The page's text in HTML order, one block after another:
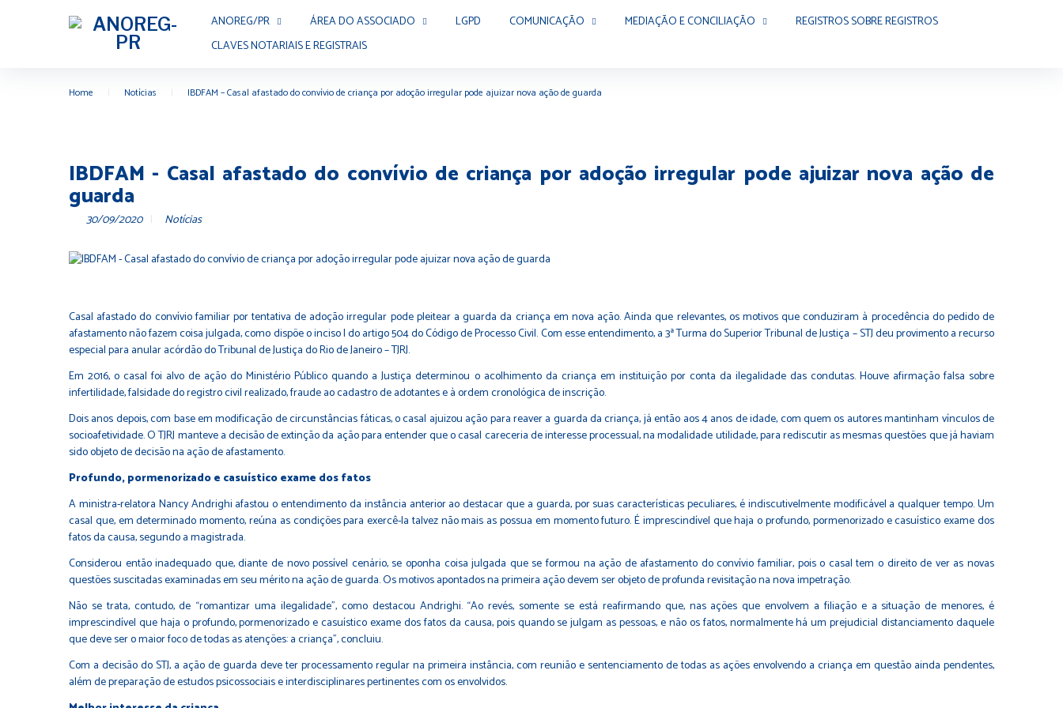
ANOREG/PR ÁREA DO ASSOCIADO LGPD COMUNICAÇÃO MEDIAÇÃO E CONCILIAÇÃO
REGISTROS SOBRE REGISTROS
CLAVES NOTARIAIS E REGISTRAIS
Home Notícias IBDFAM – Casal afastado do convívio de criança por adoção irregular pode ajuizar nova ação de guarda
IBDFAM - Casal afastado do convívio de criança por adoção irregular pode ajuizar nova ação de
guarda
30/09/2020 Notícias
Casal afastado do convívio familiar por tentativa de adoção irregular pode pleitear a guarda da criança em nova ação. Ainda que relevantes, os motivos que conduziram à procedência do pedido de
afastamento não fazem coisa julgada, como dispõe o inciso I do artigo 504 do Código de Processo Civil. Com esse entendimento, a 3ª Turma do Superior Tribunal de Justiça – STJ deu provimento a recurso
especial para anular acórdão do Tribunal de Justiça do Rio de Janeiro – TJRJ.
Em 2016, o casal foi alvo de ação do Ministério Público quando a Justiça determinou o acolhimento da criança em instituição por conta da ilegalidade das condutas. Houve afirmação falsa sobre
infertilidade, falsidade do registro civil realizado, fraude ao cadastro de adotantes e à ordem cronológica de inscrição.
Dois anos depois, com base em modificação de circunstâncias fáticas, o casal ajuizou ação para reaver a guarda da criança, já então aos 4 anos de idade, com quem os autores mantinham vínculos de
socioafetividade. O TJRJ manteve a decisão de extinção da ação para entender que o casal careceria de interesse processual, na modalidade utilidade, para rediscutir as mesmas questões que já haviam
sido objeto de decisão na ação de afastamento.
Profundo, pormenorizado e casuístico exame dos fatos
A ministra-relatora Nancy Andrighi afastou o entendimento da instância anterior ao destacar que a guarda, por suas características peculiares, é indiscutivelmente modificável a qualquer tempo. Um
casal que, em determinado momento, reúna as condições para exercê-la talvez não mais as possua em momento futuro. É imprescindível que haja o profundo, pormenorizado e casuístico exame dos
fatos da causa, segundo a magistrada.
Considerou então inadequado que, diante de novo possível cenário, se oponha coisa julgada que se formou na ação de afastamento do convívio familiar, pois o casal tem o direito de ver as novas
questões suscitadas examinadas em seu mérito na ação de guarda. Os motivos apontados na primeira ação devem ser objeto de profunda revisitação na nova impetração.
Não se trata, contudo, de “romantizar uma ilegalidade”, como destacou Andrighi. “Ao revés, somente se está reafirmando que, nas ações que envolvem a filiação e a situação de menores, é
imprescindível que haja o profundo, pormenorizado e casuístico exame dos fatos da causa, pois quando se julgam as pessoas, e não os fatos, normalmente há um prejudicial distanciamento daquele
que deve ser o maior foco de todas as atenções: a criança”, concluiu.
Com a decisão do STJ, a ação de guarda deve ter processamento regular na primeira instância, com reunião e sentenciamento de todas as ações envolvendo a criança em questão ainda pendentes,
além de preparação de estudos psicossociais e interdisciplinares pertinentes com os envolvidos.